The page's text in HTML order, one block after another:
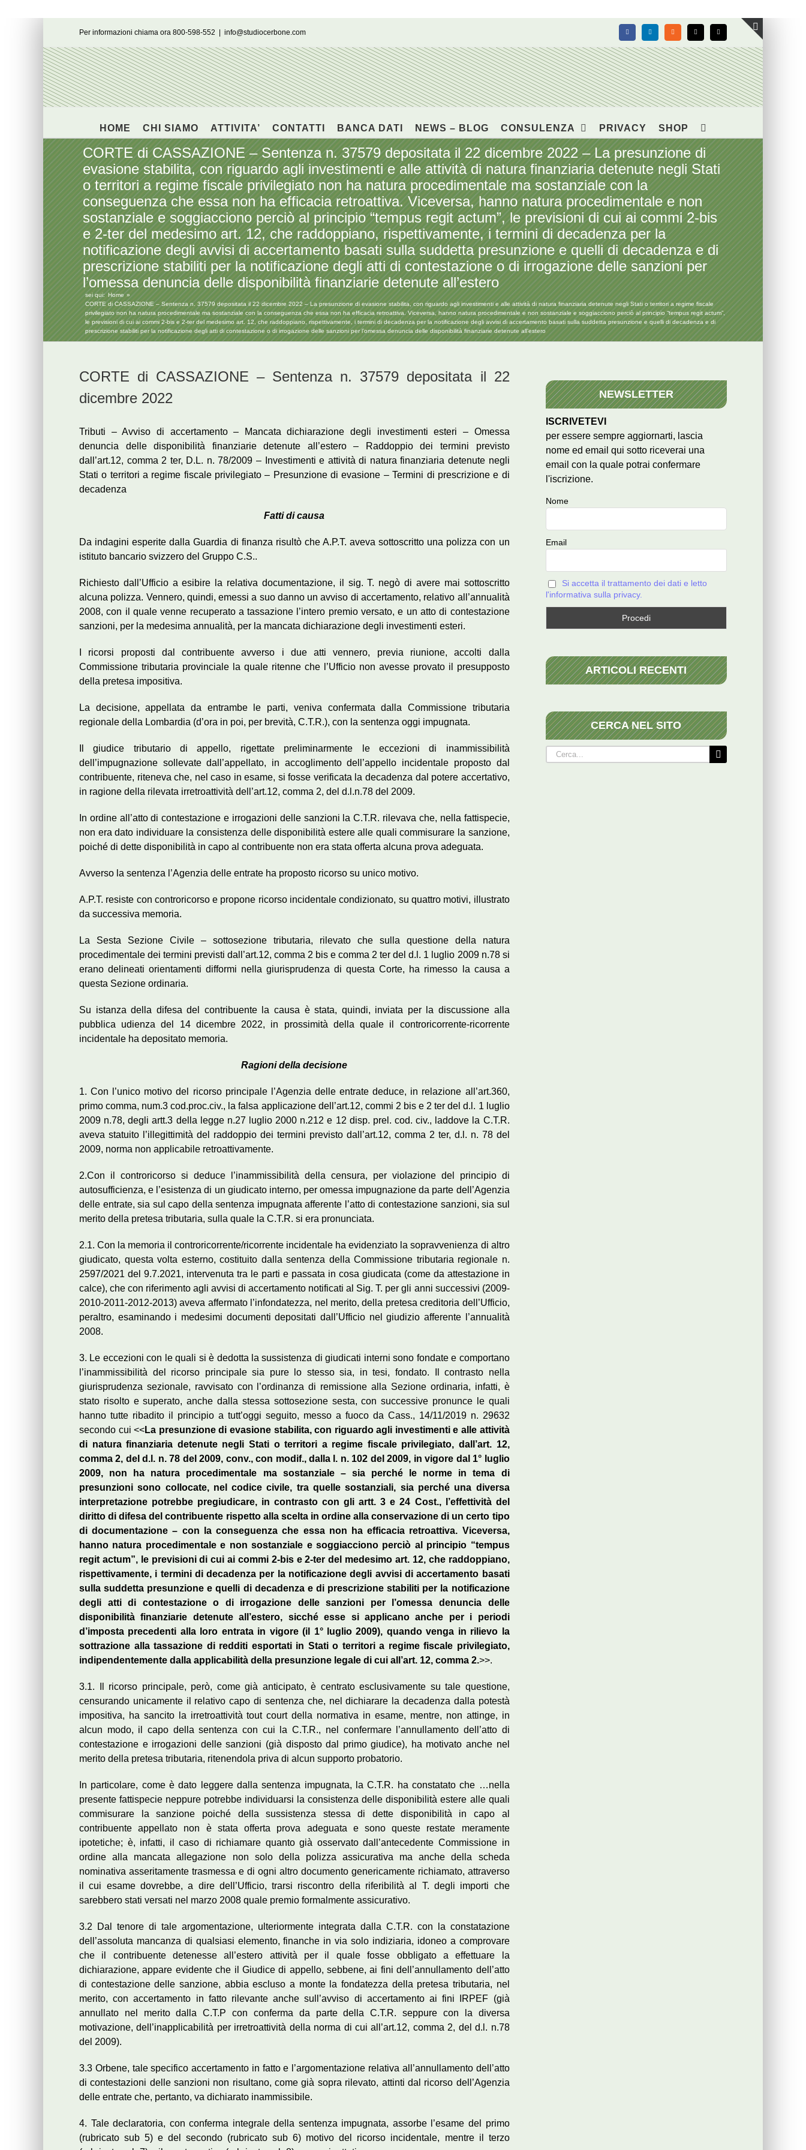
Per informazioni chiama ora 800-598-552 info@studiocerbone.com FacebookLinkedIn Rss X Email
HOME CHI SIAMO ATTIVITA’ CONTATTI BANCA DATI NEWS – BLOG CONSULENZA PRIVACY SHOP
CORTE di CASSAZIONE – Sentenza n. 37579 depositata il 22 dicembre 2022 – La presunzione di
evasione stabilita, con riguardo agli investimenti e alle attività di natura finanziaria detenute negli Stati
o territori a regime fiscale privilegiato non ha natura procedimentale ma sostanziale con la
conseguenza che essa non ha efficacia retroattiva. Viceversa, hanno natura procedimentale e non
sostanziale e soggiacciono perciò al principio “tempus regit actum”, le previsioni di cui ai commi 2-bis
e 2-ter del medesimo art. 12, che raddoppiano, rispettivamente, i termini di decadenza per la
notificazione degli avvisi di accertamento basati sulla suddetta presunzione e quelli di decadenza e di
prescrizione stabiliti per la notificazione degli atti di contestazione o di irrogazione delle sanzioni per
l’omessa denuncia delle disponibilità finanziarie detenute all’estero
sei qui: Home
CORTE di CASSAZIONE – Sentenza n. 37579 depositata il 22 dicembre 2022 – La presunzione di evasione stabilita, con riguardo agli investimenti e alle attività di natura finanziaria detenute negli Stati o territori a regime fiscale
privilegiato non ha natura procedimentale ma sostanziale con la conseguenza che essa non ha efficacia retroattiva. Viceversa, hanno natura procedimentale e non sostanziale e soggiacciono perciò al principio “tempus regit actum”,
le previsioni di cui ai commi 2-bis e 2-ter del medesimo art. 12, che raddoppiano, rispettivamente, i termini di decadenza per la notificazione degli avvisi di accertamento basati sulla suddetta presunzione e quelli di decadenza e di
prescrizione stabiliti per la notificazione degli atti di contestazione o di irrogazione delle sanzioni per l’omessa denuncia delle disponibilità finanziarie detenute all’estero
CORTE di CASSAZIONE – Sentenza n. 37579 depositata il 22
dicembre 2022
Tributi – Avviso di accertamento – Mancata dichiarazione degli investimenti esteri – Omessa
denuncia delle disponibilità finanziarie detenute all’estero – Raddoppio dei termini previsto
dall’art.12, comma 2 ter, D.L. n. 78/2009 – Investimenti e attività di natura finanziaria detenute negli
Stati o territori a regime fiscale privilegiato – Presunzione di evasione – Termini di prescrizione e di
decadenza
Fatti di causa
Da indagini esperite dalla Guardia di finanza risultò che A.P.T. aveva sottoscritto una polizza con un
istituto bancario svizzero del Gruppo C.S..
Richiesto dall’Ufficio a esibire la relativa documentazione, il sig. T. negò di avere mai sottoscritto
alcuna polizza. Vennero, quindi, emessi a suo danno un avviso di accertamento, relativo all’annualità
2008, con il quale venne recuperato a tassazione l’intero premio versato, e un atto di contestazione
sanzioni, per la medesima annualità, per la mancata dichiarazione degli investimenti esteri.
I ricorsi proposti dal contribuente avverso i due atti vennero, previa riunione, accolti dalla
Commissione tributaria provinciale la quale ritenne che l’Ufficio non avesse provato il presupposto
della pretesa impositiva.
La decisione, appellata da entrambe le parti, veniva confermata dalla Commissione tributaria
regionale della Lombardia (d’ora in poi, per brevità, C.T.R.), con la sentenza oggi impugnata.
Il giudice tributario di appello, rigettate preliminarmente le eccezioni di inammissibilità
dell’impugnazione sollevate dall’appellato, in accoglimento dell’appello incidentale proposto dal
contribuente, riteneva che, nel caso in esame, si fosse verificata la decadenza dal potere accertativo,
in ragione della rilevata irretroattività dell’art.12, comma 2, del d.l.n.78 del 2009.
In ordine all’atto di contestazione e irrogazioni delle sanzioni la C.T.R. rilevava che, nella fattispecie,
non era dato individuare la consistenza delle disponibilità estere alle quali commisurare la sanzione,
poiché di dette disponibilità in capo al contribuente non era stata offerta alcuna prova adeguata.
Avverso la sentenza l’Agenzia delle entrate ha proposto ricorso su unico motivo.
A.P.T. resiste con controricorso e propone ricorso incidentale condizionato, su quattro motivi, illustrato
da successiva memoria.
La Sesta Sezione Civile – sottosezione tributaria, rilevato che sulla questione della natura
procedimentale dei termini previsti dall’art.12, comma 2 bis e comma 2 ter del d.l. 1 luglio 2009 n.78 si
erano delineati orientamenti difformi nella giurisprudenza di questa Corte, ha rimesso la causa a
questa Sezione ordinaria.
Su istanza della difesa del contribuente la causa è stata, quindi, inviata per la discussione alla
pubblica udienza del 14 dicembre 2022, in prossimità della quale il controricorrente-ricorrente
incidentale ha depositato memoria.
Ragioni della decisione
1. Con l’unico motivo del ricorso principale l’Agenzia delle entrate deduce, in relazione all’art.360,
primo comma, num.3 cod.proc.civ., la falsa applicazione dell’art.12, commi 2 bis e 2 ter del d.l. 1 luglio
2009 n.78, degli artt.3 della legge n.27 luglio 2000 n.212 e 12 disp. prel. cod. civ., laddove la C.T.R.
aveva statuito l’illegittimità del raddoppio dei termini previsto dall’art.12, comma 2 ter, d.l. n. 78 del
2009, norma non applicabile retroattivamente.
2.Con il controricorso si deduce l’inammissibilità della censura, per violazione del principio di
autosufficienza, e l’esistenza di un giudicato interno, per omessa impugnazione da parte dell’Agenzia
delle entrate, sia sul capo della sentenza impugnata afferente l’atto di contestazione sanzioni, sia sul
merito della pretesa tributaria, sulla quale la C.T.R. si era pronunciata.
2.1. Con la memoria il controricorrente/ricorrente incidentale ha evidenziato la sopravvenienza di altro
giudicato, questa volta esterno, costituito dalla sentenza della Commissione tributaria regionale n.
2597/2021 del 9.7.2021, intervenuta tra le parti e passata in cosa giudicata (come da attestazione in
calce), che con riferimento agli avvisi di accertamento notificati al Sig. T. per gli anni successivi (2009-
2010-2011-2012-2013) aveva affermato l’infondatezza, nel merito, della pretesa creditoria dell’Ufficio,
peraltro, esaminando i medesimi documenti depositati dall’Ufficio nel giudizio afferente l’annualità
2008.
3. Le eccezioni con le quali si è dedotta la sussistenza di giudicati interni sono fondate e comportano
l’inammissibilità del ricorso principale sia pure lo stesso sia, in tesi, fondato. Il contrasto nella
giurisprudenza sezionale, ravvisato con l’ordinanza di remissione alla Sezione ordinaria, infatti, è
stato risolto e superato, anche dalla stessa sottosezione sesta, con successive pronunce le quali
hanno tutte ribadito il principio a tutt’oggi seguito, messo a fuoco da Cass., 14/11/2019 n. 29632
secondo cui <<La presunzione di evasione stabilita, con riguardo agli investimenti e alle attività
di natura finanziaria detenute negli Stati o territori a regime fiscale privilegiato, dall’art. 12,
comma 2, del d.l. n. 78 del 2009, conv., con modif., dalla l. n. 102 del 2009, in vigore dal 1° luglio
2009, non ha natura procedimentale ma sostanziale – sia perché le norme in tema di
presunzioni sono collocate, nel codice civile, tra quelle sostanziali, sia perché una diversa
interpretazione potrebbe pregiudicare, in contrasto con gli artt. 3 e 24 Cost., l’effettività del
diritto di difesa del contribuente rispetto alla scelta in ordine alla conservazione di un certo tipo
di documentazione – con la conseguenza che essa non ha efficacia retroattiva. Viceversa,
hanno natura procedimentale e non sostanziale e soggiacciono perciò al principio “tempus
regit actum”, le previsioni di cui ai commi 2-bis e 2-ter del medesimo art. 12, che raddoppiano,
rispettivamente, i termini di decadenza per la notificazione degli avvisi di accertamento basati
sulla suddetta presunzione e quelli di decadenza e di prescrizione stabiliti per la notificazione
degli atti di contestazione o di irrogazione delle sanzioni per l’omessa denuncia delle
disponibilità finanziarie detenute all’estero, sicché esse si applicano anche per i periodi
d’imposta precedenti alla loro entrata in vigore (il 1° luglio 2009), quando venga in rilievo la
sottrazione alla tassazione di redditi esportati in Stati o territori a regime fiscale privilegiato,
indipendentemente dalla applicabilità della presunzione legale di cui all’art. 12, comma 2.>>.
3.1. Il ricorso principale, però, come già anticipato, è centrato esclusivamente su tale questione,
censurando unicamente il relativo capo di sentenza che, nel dichiarare la decadenza dalla potestà
impositiva, ha sancito la irretroattività tout court della normativa in esame, mentre, non attinge, in
alcun modo, il capo della sentenza con cui la C.T.R., nel confermare l’annullamento dell’atto di
contestazione e irrogazioni delle sanzioni (già disposto dal primo giudice), ha motivato anche nel
merito della pretesa tributaria, ritenendola priva di alcun supporto probatorio.
In particolare, come è dato leggere dalla sentenza impugnata, la C.T.R. ha constatato che …nella
presente fattispecie neppure potrebbe individuarsi la consistenza delle disponibilità estere alle quali
commisurare la sanzione poiché della sussistenza stessa di dette disponibilità in capo al
contribuente appellato non è stata offerta prova adeguata e sono queste restate meramente
ipotetiche; è, infatti, il caso di richiamare quanto già osservato dall’antecedente Commissione in
ordine alla mancata allegazione non solo della polizza assicurativa ma anche della scheda
nominativa asseritamente trasmessa e di ogni altro documento genericamente richiamato, attraverso
il cui esame dovrebbe, a dire dell’Ufficio, trarsi riscontro della riferibilità al T. degli importi che
sarebbero stati versati nel marzo 2008 quale premio formalmente assicurativo.
3.2 Dal tenore di tale argomentazione, ulteriormente integrata dalla C.T.R. con la constatazione
dell’assoluta mancanza di qualsiasi elemento, finanche in via solo indiziaria, idoneo a comprovare
che il contribuente detenesse all’estero attività per il quale fosse obbligato a effettuare la
dichiarazione, appare evidente che il Giudice di appello, sebbene, ai fini dell’annullamento dell’atto
di contestazione delle sanzione, abbia escluso a monte la fondatezza della pretesa tributaria, nel
merito, con accertamento in fatto rilevante anche sull’avviso di accertamento ai fini IRPEF (già
annullato nel merito dalla C.T.P con conferma da parte della C.T.R. seppure con la diversa
motivazione, dell’inapplicabilità per irretroattività della norma di cui all’art.12, comma 2, del d.l. n.78
del 2009).
3.3 Orbene, tale specifico accertamento in fatto e l’argomentazione relativa all’annullamento dell’atto
di contestazioni delle sanzioni non risultano, come già sopra rilevato, attinti dal ricorso dell’Agenzia
delle entrate che, pertanto, va dichiarato inammissibile.
4. Tale declaratoria, con conferma integrale della sentenza impugnata, assorbe l’esame del primo
(rubricato sub 5) e del secondo (rubricato sub 6) motivo del ricorso incidentale, mentre il terzo
NEWSLETTER
ISCRIVETEVI
per essere sempre aggiornarti, lascia
nome ed email qui sotto riceverai una
email con la quale potrai confermare
l'iscrizione.
Nome
Email
Si accetta il trattamento dei dati e letto
l'informativa sulla privacy.
ARTICOLI RECENTI
CERCA NEL SITO
Cerca
per:
Toggle
area
barra
scorrevole